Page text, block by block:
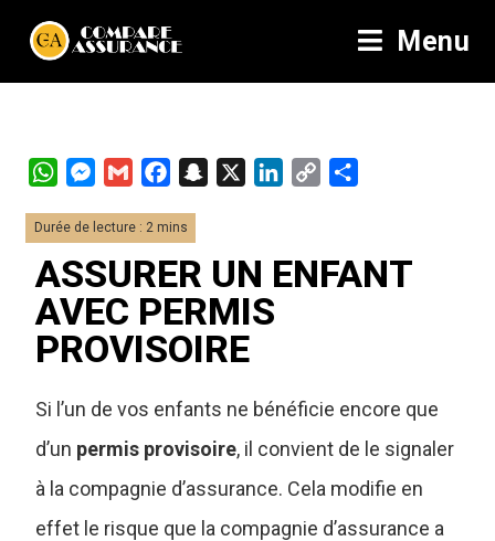
Menu
W
a
s
A
p
M
s
s
e
n
g
r
a
i
l
c
e
b
o
o
p
c
h
a
k
e
y
L
a
ASSURER UN ENFANT
AVEC PERMIS
PROVISOIRE
Si l’un de vos enfants ne bénéficie encore que
d’un permis provisoire, il convient de le signaler
à la compagnie d’assurance. Cela modifie en
effet le risque que la compagnie d’assurance a